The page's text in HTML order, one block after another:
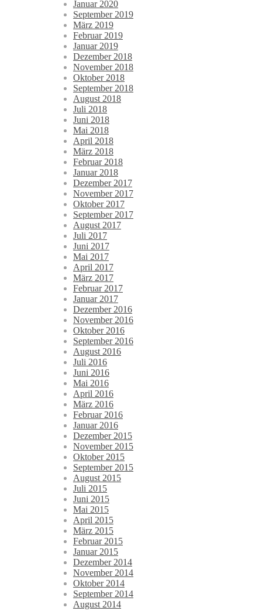
Januar 2020
September 2019
März 2019
Februar 2019
Januar 2019
Dezember 2018
November 2018
Oktober 2018
September 2018
August 2018
Juli 2018
Juni 2018
Mai 2018
April 2018
März 2018
Februar 2018
Januar 2018
Dezember 2017
November 2017
Oktober 2017
September 2017
August 2017
Juli 2017
Juni 2017
Mai 2017
April 2017
März 2017
Februar 2017
Januar 2017
Dezember 2016
November 2016
Oktober 2016
September 2016
August 2016
Juli 2016
Juni 2016
Mai 2016
April 2016
März 2016
Februar 2016
Januar 2016
Dezember 2015
November 2015
Oktober 2015
September 2015
August 2015
Juli 2015
Juni 2015
Mai 2015
April 2015
März 2015
Februar 2015
Januar 2015
Dezember 2014
November 2014
Oktober 2014
September 2014
August 2014